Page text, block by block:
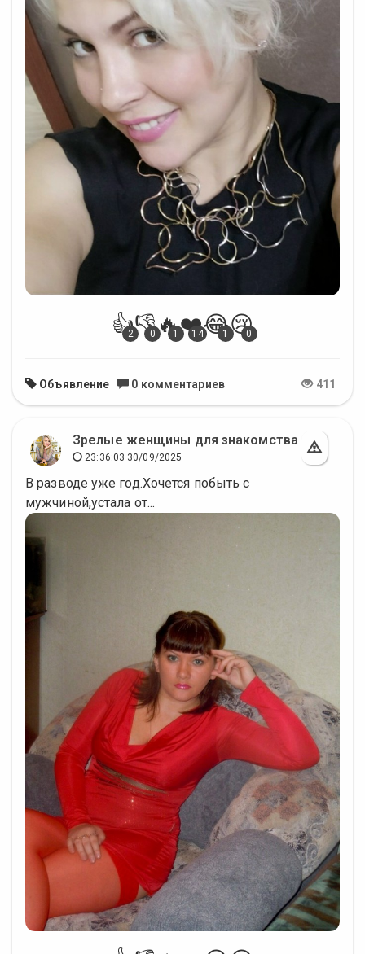
👍
2👎
0🔥
1 ❤️
14😂
1 😢
0
Объявление 0 комментариев 411
Зрелые женщины для знакомства
23:36:03 30/09/2025
В разводе уже год.Хочется побыть с
мужчиной,устала от...